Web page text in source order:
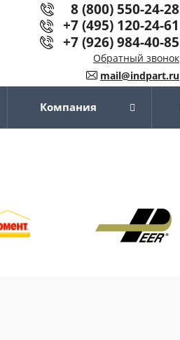
8 (800) 550-24-28
+7 (495) 120-24-61
+7 (926) 984-40-85
Обратный звонок
mail@indpart.ru
Компания